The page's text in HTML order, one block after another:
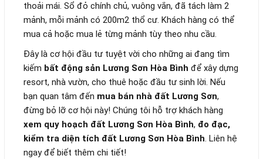
thoải mái. Sổ đỏ chính chủ, vuông vắn, đã tách làm 2
mảnh, mỗi mảnh có 200m2 thổ cư. Khách hàng có thể
mua cả hoặc mua lẻ từng mảnh tùy theo nhu cầu.
Đây là cơ hội đầu tư tuyệt vời cho những ai đang tìm
kiếm bất động sản Lương Sơn Hòa Bình để xây dựng
resort, nhà vườn, cho thuê hoặc đầu tư sinh lời. Nếu
bạn quan tâm đến mua bán nhà đất Lương Sơn,
đừng bỏ lỡ cơ hội này! Chúng tôi hỗ trợ khách hàng
xem quy hoạch đất Lương Sơn Hòa Bình, đo đạc,
kiểm tra diện tích đất Lương Sơn Hòa Bình. Liên hệ
ngay để biết thêm chi tiết!